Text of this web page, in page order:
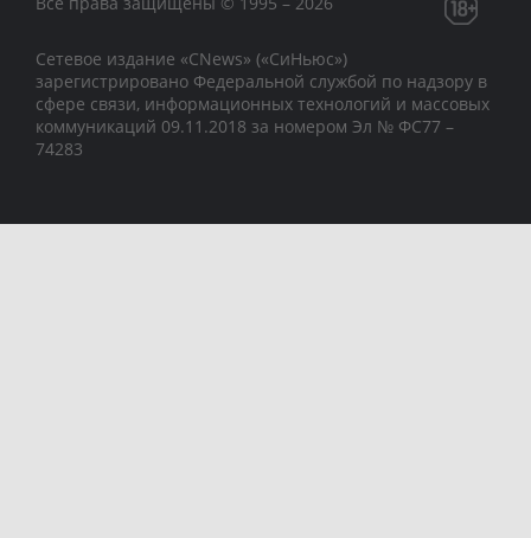
Сетевое издание «CNews» («СиНьюс»)
зарегистрировано Федеральной службой по надзору в
сфере связи, информационных технологий и массовых
коммуникаций 09.11.2018 за номером Эл № ФС77 –
74283